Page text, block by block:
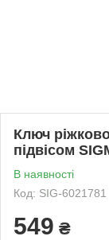
Ключ
підвісом
В наявності
Код: SIG-6021781
549 ₴